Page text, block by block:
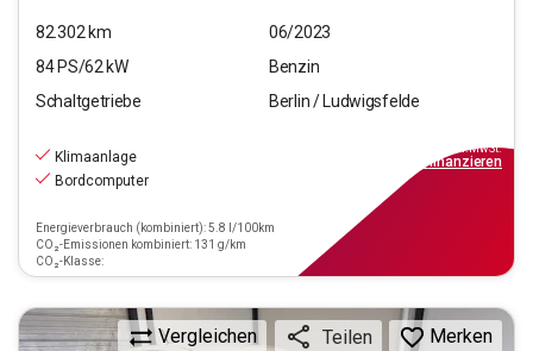
82.302 km
06/2023
84PS/62 kW
Benzin
Schaltgetriebe
Berlin / Ludwigsfelde
Klimaanlage
Bordcomputer
Energieverbrauch (kombiniert): 5.8 l/100km
CO₂-Emissionen kombiniert: 131 g/km
CO₂-Klasse:
inkl.MwSt.
finanzieren
Vergleichen Teilen Merken